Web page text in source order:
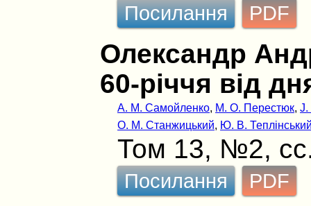
Посилання PDF
Олександр
60-річчя від
А. М. Самойленко, М. О. Перестюк,J.
О. М. Станжицький, Ю. В.
Том 13, №2,
Посилання PDF